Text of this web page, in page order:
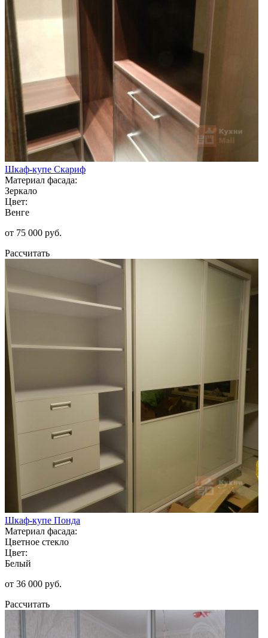
Шкаф-купе Скариф
Материал фасада:
Зеркало
Цвет:
Венге
от 75 000 руб.
Рассчитать
Шкаф-купе Понда
Материал фасада:
Цветное стекло
Цвет:
Белый
от 36 000 руб.
Рассчитать